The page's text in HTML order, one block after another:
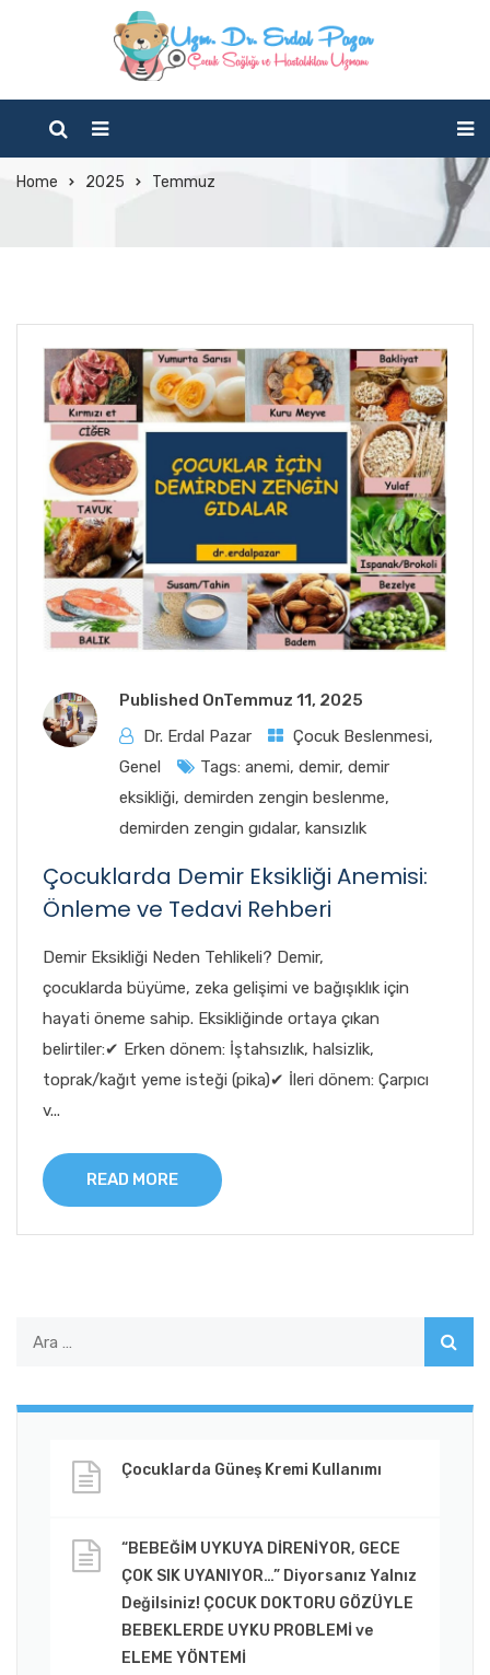
Monthly Archives:
Temmuz 2025
Home 2025 Temmuz
Published OnTemmuz 11, 2025
Dr. Erdal Pazar
Çocuk Beslenmesi,
Genel
Tags: anemi, demir, demir
eksikliği, demirden zengin beslenme,
demirden zengin gıdalar, kansızlık
Çocuklarda Demir Eksikliği Anemisi:
Önleme ve Tedavi Rehberi
Demir Eksikliği Neden Tehlikeli? Demir,
çocuklarda büyüme, zeka gelişimi ve bağışıklık için
hayati öneme sahip. Eksikliğinde ortaya çıkan
belirtiler:✔ Erken dönem: İştahsızlık, halsizlik,
toprak/kağıt yeme isteği (pika)✔ İleri dönem: Çarpıcı
v...
READ MORE
Çocuklarda Güneş Kremi Kullanımı
“BEBEĞİM UYKUYA DİRENİYOR, GECE
ÇOK SIK UYANIYOR…” Diyorsanız Yalnız
Değilsiniz! ÇOCUK DOKTORU GÖZÜYLE
BEBEKLERDE UYKU PROBLEMİ ve
ELEME YÖNTEMİ